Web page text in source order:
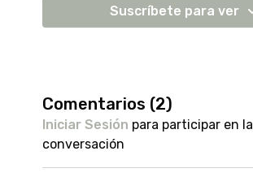
Perfil: sofdepalacio
Playlist recomendada: Universo (1hra)
Suscríbete para ver
Comentarios (2)
Iniciar Sesión para participar en la
conversación